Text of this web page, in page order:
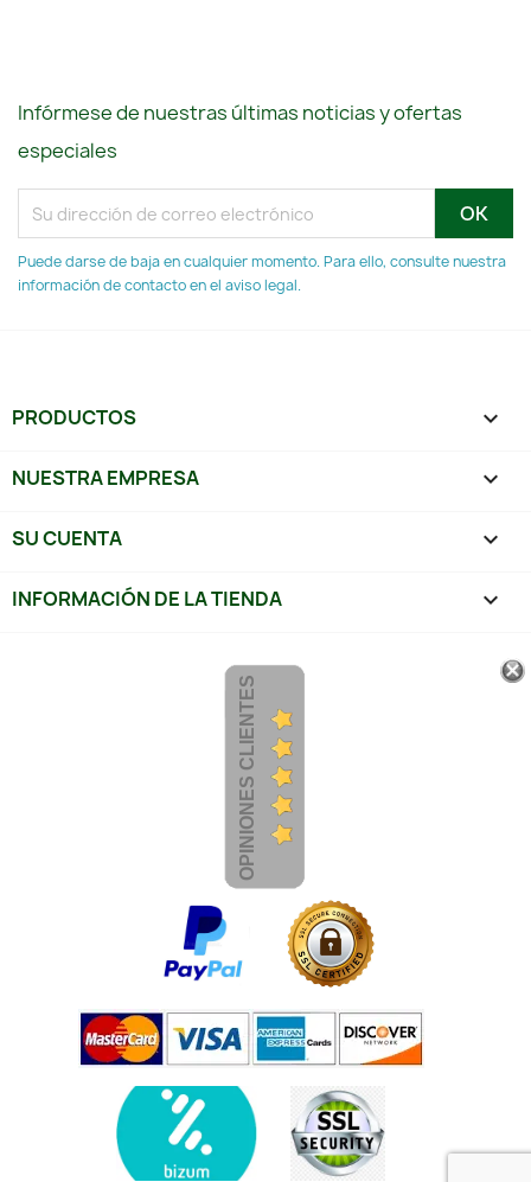
Infórmese de nuestras últimas noticias y ofertas
especiales
Puede darse de baja en cualquier momento. Para ello, consulte nuestra
información de contacto en el aviso legal.
PRODUCTOS 
NUESTRA EMPRESA 
SU CUENTA 
INFORMACIÓN DE LA TIENDA keyboard_arrow_down
OPINIONES CLIENTES